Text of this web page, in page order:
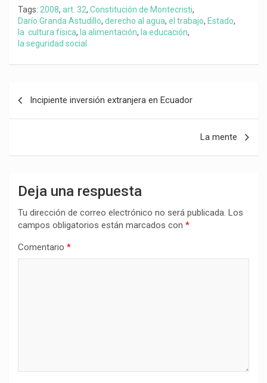
Tags: 2008, art. 32, Constitución de Montecristi,
Darío Granda Astudillo, derecho al agua, el trabajo, Estado,
la cultura física, la alimentación, la educación,
la seguridad social
Incipiente inversión extranjera en Ecuador
La mente
Deja una respuesta
Tu dirección de correo electrónico no será publicada. Los
campos obligatorios están marcados con *
Comentario *